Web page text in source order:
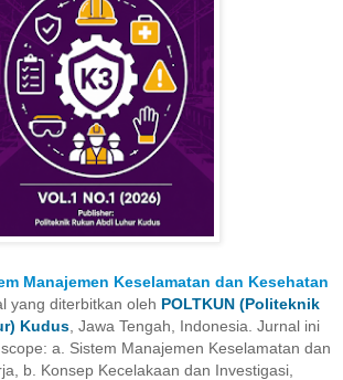
Manajemen Keselamatan dan Kesehatan
yang diterbitkan oleh POLTKUN (Politeknik
Kudus , Jawa Tengah, Indonesia. Jurnal ini
a. Sistem Manajemen Keselamatan dan
b. Konsep Kecelakaan dan Investigasi,